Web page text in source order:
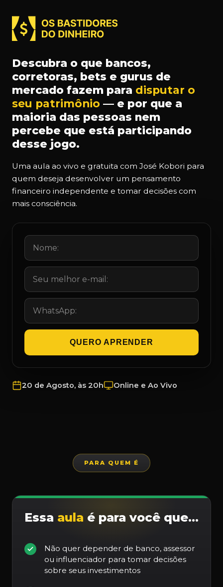
Descubra o que bancos,
corretoras, bets e gurus de
mercado fazem para disputar o
seu patrimônio — e por que a
maioria das pessoas nem
percebe que está participando
desse jogo.
Uma aula ao vivo e gratuita com José Kobori para
quem deseja desenvolver um pensamento
financeiro independente e tomar decisões com
mais consciência.
QUERO APRENDER
20 de Agosto, às 20h Online e Ao Vivo
PARA QUEM É
Essa aula é para você que…
Não quer depender de banco, assessor
ou influenciador para tomar decisões
sobre seus investimentos